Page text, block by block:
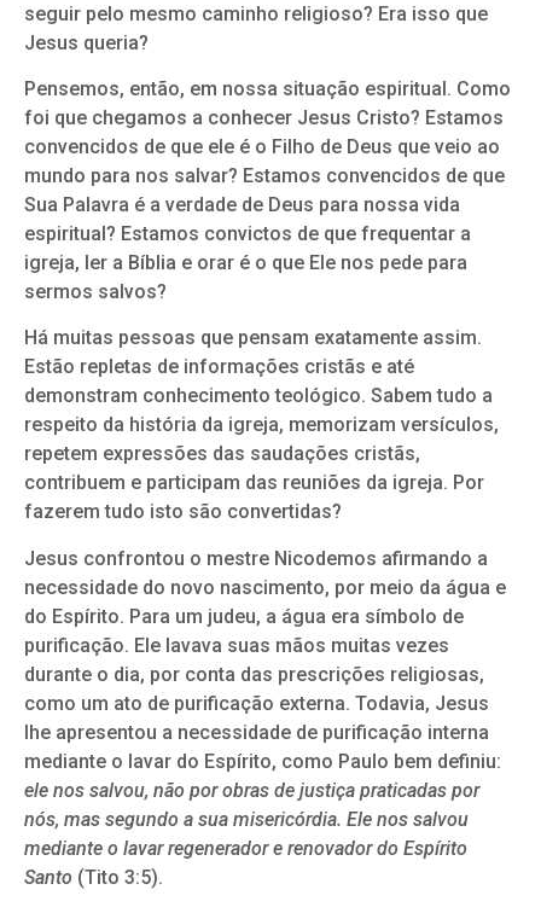
seguir pelo mesmo caminho religioso? Era isso que
Jesus queria?
Pensemos, então, em nossa situação espiritual. Como
foi que chegamos a conhecer Jesus Cristo? Estamos
convencidos de que ele é o Filho de Deus que veio ao
mundo para nos salvar? Estamos convencidos de que
Sua Palavra é a verdade de Deus para nossa vida
espiritual? Estamos convictos de que frequentar a
igreja, ler a Bíblia e orar é o que Ele nos pede para
sermos salvos?
Há muitas pessoas que pensam exatamente assim.
Estão repletas de informações cristãs e até
demonstram conhecimento teológico. Sabem tudo a
respeito da história da igreja, memorizam versículos,
repetem expressões das saudações cristãs,
contribuem e participam das reuniões da igreja. Por
fazerem tudo isto são convertidas?
Jesus confrontou o mestre Nicodemos afirmando a
necessidade do novo nascimento, por meio da água e
do Espírito. Para um judeu, a água era símbolo de
purificação. Ele lavava suas mãos muitas vezes
durante o dia, por conta das prescrições religiosas,
como um ato de purificação externa. Todavia, Jesus
lhe apresentou a necessidade de purificação interna
mediante o lavar do Espírito, como Paulo bem definiu:
ele nos salvou, não por obras de justiça praticadas por
nós, mas segundo a sua misericórdia. Ele nos salvou
mediante o lavar regenerador e renovador do Espírito
Santo (Tito 3:5).